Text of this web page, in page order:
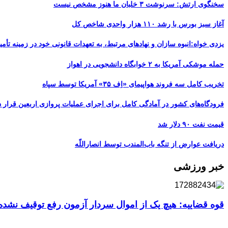
سخنگوی ارتش: سرنوشت ۳ خلبان ما هنوز مشخص نیست
آغاز سبز بورس با رشد ۱۱۰ هزار واحدی شاخص کل
یزدی خواه:انبوه سازان و نهادهای مرتبط، به تعهدات قانونی خود در زمینه
حمله موشکی آمریکا به ۲ خوابگاه دانشجویی در اهواز
تخریب کامل سه فروند هواپیمای «اِف ۳۵» آمریکا توسط سپاه
فرودگاه‌های کشور در آمادگی کامل برای اجرای عملیات پروازی اربعین قرار
قیمت نفت ۹۰ دلار شد
دریافت عوارض از تنگه باب‌المندب توسط انصاراللّه
خبر ورزشی
قوه قضاییه: هیچ یک از اموال سردار آزمون رفع توقیف